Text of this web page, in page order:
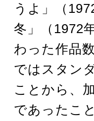
うよ」（
冬」（1972
わった作品
ではスタン
ことから、
であったこ